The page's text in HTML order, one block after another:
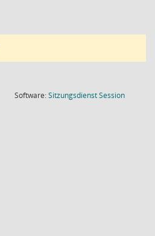
Software:SitzungsdienstSession(Wird in